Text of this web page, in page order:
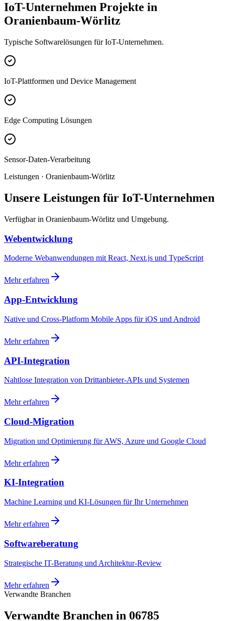
IoT-Unternehmen Projekte in
Oranienbaum-Wörlitz
Typische Softwarelösungen für IoT-Unternehmen.
IoT-Plattformen und Device Management
Edge Computing Lösungen
Sensor-Daten-Verarbeitung
Leistungen · Oranienbaum-Wörlitz
Unsere Leistungen für IoT-Unternehmen
Verfügbar in Oranienbaum-Wörlitz und Umgebung.
Webentwicklung
Moderne Webanwendungen mit React, Next.js und TypeScript
Mehr erfahren
App-Entwicklung
Native und Cross-Platform Mobile Apps für iOS und Android
Mehr erfahren
API-Integration
Nahtlose Integration von Drittanbieter-APIs und Systemen
Mehr erfahren
Cloud-Migration
Migration und Optimierung für AWS, Azure und Google Cloud
Mehr erfahren
KI-Integration
Machine Learning und KI-Lösungen für Ihr Unternehmen
Mehr erfahren
Softwareberatung
Strategische IT-Beratung und Architektur-Review
Mehr erfahren
Verwandte Branchen
Verwandte Branchen in 06785